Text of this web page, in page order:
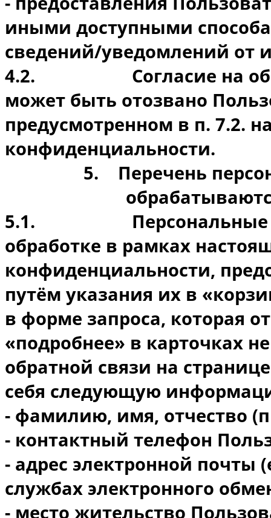
иными доступными
сведений/уведомлений от
4.2.
Согласие на
может быть отозвано
предусмотренном в п. 7.2.
конфиденциальности.
5.
Перечень
5.1.
обработке в рамках
конфиденциальности,
путём указания их в
в форме запроса, которая
«подробнее» в карточках
обратной связи на
себя следующую
- фамилию, имя, отчество
- контактный телефон
- адрес электронной почты
службах электронного
- место жительство